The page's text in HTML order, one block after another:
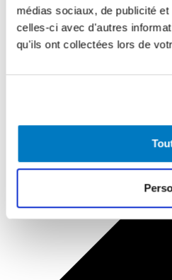
médias sociaux, de publicité
celles-ci avec d'autres
qu'ils ont collectées lors de